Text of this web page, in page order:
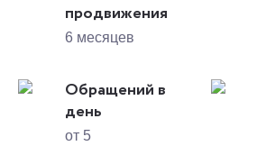
продвижения
6 месяцев
Обращений в
день
от 5